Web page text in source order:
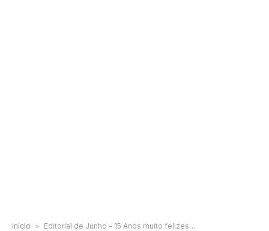
Início » Editorial de Junho – 15 Anos muito felizes…